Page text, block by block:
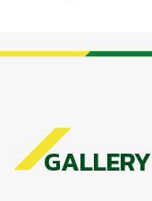
GALLERY